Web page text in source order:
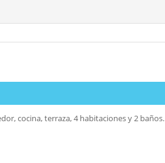
cocina, terraza, 4 habitaciones y 2 baños.